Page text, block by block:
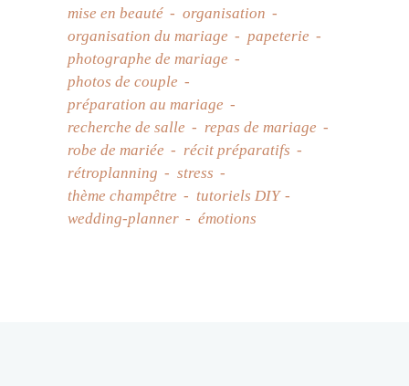
mise en beauté
organisation
organisation du mariage
papeterie
photographe de mariage
photos de couple
préparation au mariage
recherche de salle
repas de mariage
robe de mariée
récit préparatifs
rétroplanning
stress
thème champêtre
tutoriels DIY
wedding-planner
émotions